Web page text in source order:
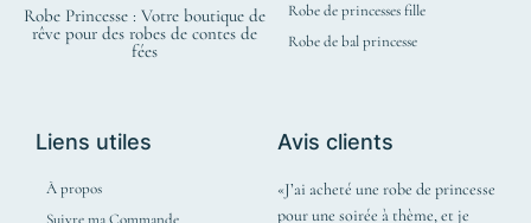
Robe Princesse : Votre boutique de
rêve pour des robes de contes de
fées
Robe de princesses fille
Robe de bal princesse
Liens utiles
À propos
Avis clients
«J’ai acheté une robe de princesse
pour une soirée à thème, et je